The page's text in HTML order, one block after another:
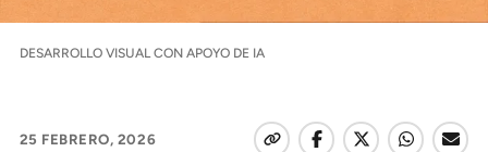
Pon tu lupa sobre lo
que importa
Dona aquí
DESARROLLO VISUAL CON APOYO DE IA
25 FEBRERO, 2026